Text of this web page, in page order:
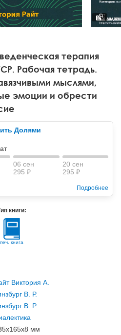
панические атаки
гипноз и НЛП
психология
психоанализ
терапия
Рабочая тетрадь.
мыслями,
эмоции и обрести
Долями
06 сен
295 ₽
20 сен
295 ₽
Подробнее
книги:
печ. книга
Виктория А.
В. Р.
В. Р.
мм